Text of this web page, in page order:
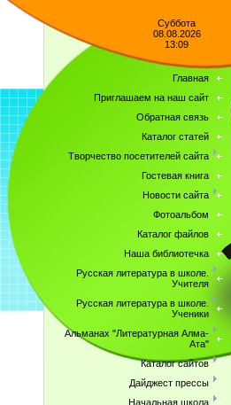
Суббота
08.08.2026
13:09
Главная
Приглашаем на наш сайт
Обратная связь
Каталог статей
Творчество посетителей сайта
Гостевая книга
Новости сайта
Фотоальбом
Каталог файлов
Наша библиотечка
Русская литература в школе.
Учителя
Русская литература в школе.
Ученики
Альманах "Литературная Алма-
Ата"
Каталог сайтов
Дайджест прессы
Начальная школа